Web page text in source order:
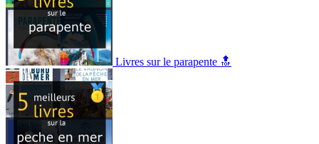
Livres sur le parapente 🔝